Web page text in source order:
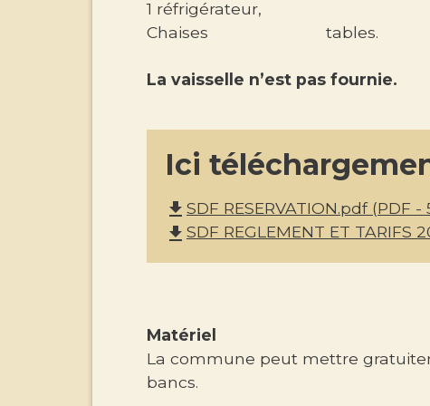
1 réfrigérateur,
Chaises tables.
La vaisselle n’est pas fournie.
Ici
file_download SDF RESERVATION.pdf (PDF -
file_download SDF REGLEMENT ET TARIFS
Matériel
La commune peut mettre
bancs.